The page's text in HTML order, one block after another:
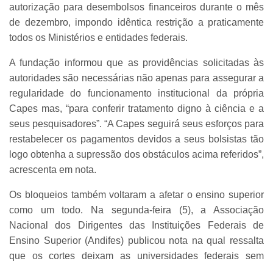
autorização para desembolsos financeiros durante o mês
de dezembro, impondo idêntica restrição a praticamente
todos os Ministérios e entidades federais.
A fundação informou que as providências solicitadas às
autoridades são necessárias não apenas para assegurar a
regularidade do funcionamento institucional da própria
Capes mas, “para conferir tratamento digno à ciência e a
seus pesquisadores”. “A Capes seguirá seus esforços para
restabelecer os pagamentos devidos a seus bolsistas tão
logo obtenha a supressão dos obstáculos acima referidos”,
acrescenta em nota.
Os bloqueios também voltaram a afetar o ensino superior
como um todo. Na segunda-feira (5), a Associação
Nacional dos Dirigentes das Instituições Federais de
Ensino Superior (Andifes) publicou nota na qual ressalta
que os cortes deixam as universidades federais sem